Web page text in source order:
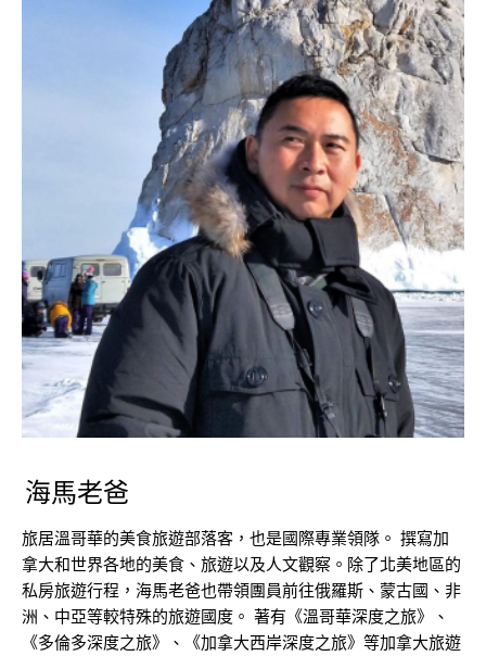
海馬老爸
旅居溫哥華的美食旅遊部落客，也是國際專業領隊。 撰寫加
拿大和世界各地的美食、旅遊以及人文觀察。除了北美地區的
私房旅遊行程，海馬老爸也帶領團員前往俄羅斯、蒙古國、非
洲、中亞等較特殊的旅遊國度。 著有《溫哥華深度之旅》、
《多倫多深度之旅》、《加拿大西岸深度之旅》等加拿大旅遊